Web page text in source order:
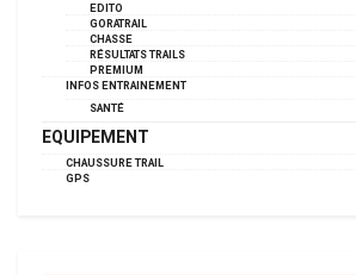
EDITO
GORATRAIL
CHASSE
RÉSULTATS TRAILS
PREMIUM
INFOS ENTRAINEMENT
SANTÉ
EQUIPEMENT
CHAUSSURE TRAIL
GPS